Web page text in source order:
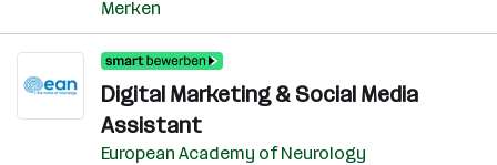
Merken
Digital Marketing & Social Media
Assistant
European Academy of Neurology